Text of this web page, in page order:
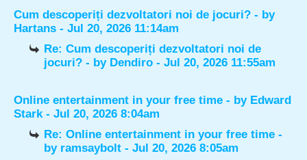
Cum descoperiți dezvoltatori noi de jocuri? - by
Hartans - Jul 20, 2026 11:14am
Re: Cum descoperiți dezvoltatori noi de
jocuri? - by Dendiro - Jul 20, 2026 11:55am
Online entertainment in your free time - by Edward
Stark- Jul 20, 2026 8:04am
Re: Online entertainment in your free time -
by ramsaybolt - Jul 20, 2026 8:05am